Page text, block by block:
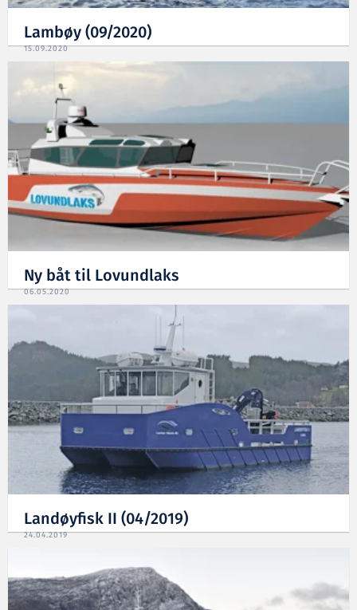
Lambøy (09/2020)
15.09.2020
Ny båt til Lovundlaks
06.05.2020
Landøyfisk II (04/2019)
24.04.2019